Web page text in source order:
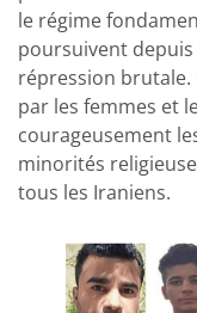
le régime
poursuivent
répression
par les femmes et
courageusement
minorités
tous les Iraniens.